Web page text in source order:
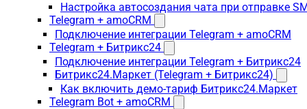
Настройка автосоздания чата при отправке
Telegram + amoCRM
Подключение интеграции Telegram + amoCRM
Telegram + Битрикс24
Подключение интеграции Telegram + Битрикс24
Битрикс24.Маркет (Telegram + Битрикс24)
Как включить демо-тариф Битрикс24.Маркет
Telegram Bot + amoCRM